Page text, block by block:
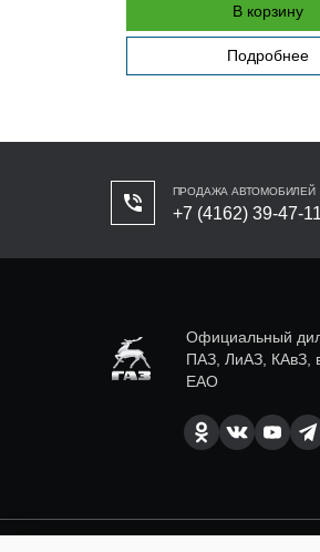
В корзину
Подробнее
ПРОДАЖА АВТОМОБИЛЕЙ
+7 (4162) 39-47-11
Официальный
ПАЗ, ЛиАЗ, КАвЗ,
ЕАО